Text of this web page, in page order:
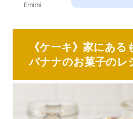
Emimi
《ケーキ》家にある
バナナのお菓子のレ